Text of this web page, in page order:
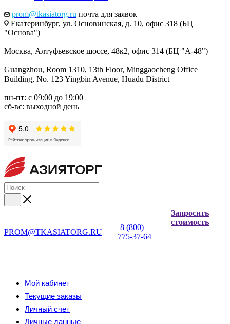
prom@tkasiatorg.ru почта для заявок
Екатеринбург, ул. Основинская, д. 10, офис 318 (БЦ
"Основа")
Москва, Алтуфьевское шоссе, 48к2, офис 314 (БЦ "А-48")
Guangzhou, Room 1310, 13th Floor, Minggaocheng Office
Building, No. 123 Yingbin Avenue, Huadu District
пн-пт: с 09:00 до 19:00
сб-вс: выходной день
PROM@TKASIATORG.RU
8 (800)
775-37-64
Запросить
стоимость
Мой кабинет
Текущие заказы
Личный счет
Личные данные